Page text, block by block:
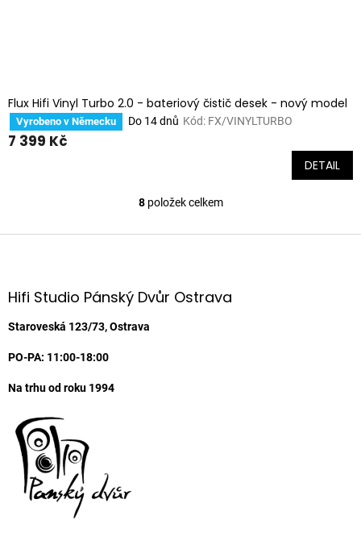
Flux Hifi Vinyl Turbo 2.0 - bateriový čistič desek - nový model
Vyrobeno v Německu Do 14 dnů Kód: FX/VINYLTURBO
7 399 Kč
DETAIL
O
l
c
8položek celkem
Z
aHifi Studio Pánský Dvůr Ostrava
Staroveská 123/73, Ostrava
PO-PA: 11:00-18:00
Na trhu od roku 1994